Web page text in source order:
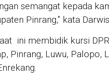
semangat kepada
Pinrang,” kata
ini membidik kursi
Pinrang, Luwu, Palopo,